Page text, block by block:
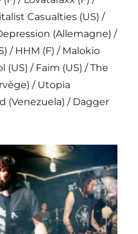
Casualties (US) /
(Allemagne) /
/ HHM (F) / Malokio
(US) / Faim (US) / The
/ Utopia
(Venezuela) / Dagger